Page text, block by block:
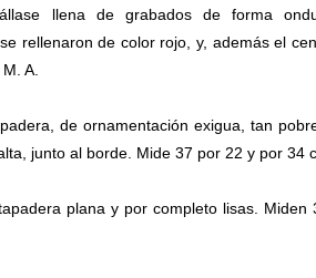
llena de grabados de forma
rellenaron de color rojo, y, además el
A.
de ornamentación exigua, tan
junto al borde. Mide 37 por 22 y por 34
plana y por completo lisas.